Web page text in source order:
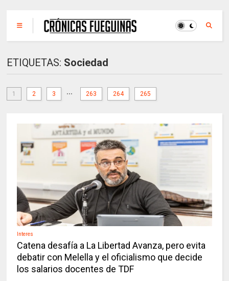
ETIQUETAS: Sociedad
1 2 3 ... 263 264 265
Interes
Catena desafía a La Libertad Avanza, pero evita
debatir con Melella y el oficialismo que decide
los salarios docentes de TDF